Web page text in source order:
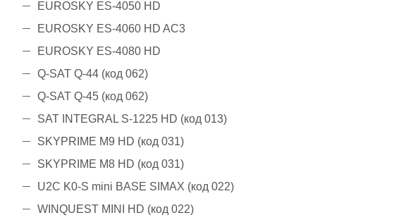
EUROSKY ES-4050 HD
EUROSKY ES-4060 HD AC3
EUROSKY ES-4080 HD
Q-SAT Q-44 (код 062)
Q-SAT Q-45 (код 062)
SAT INTEGRAL S-1225 HD (код 013)
SKYPRIME M9 HD (код 031)
SKYPRIME M8 HD (код 031)
U2C K0-S mini BASE SIMAX (код 022)
WINQUEST MINI HD (код 022)